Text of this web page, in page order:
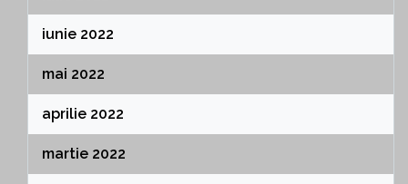
iunie 2022
mai 2022
aprilie 2022
martie 2022